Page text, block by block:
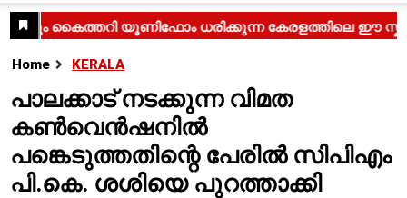
Home KERALA
പാലക്കാട് നടക്കുന്ന വിമത
കൺവെൻഷനിൽ
പങ്കെടുത്തതിന്റെ പേരിൽ സിപിഎം
പി.കെ. ശശിയെ പുറത്താക്കി